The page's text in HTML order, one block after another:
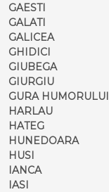
GAESTI
GALATI
GALICEA
GHIDICI
GIUBEGA
GIURGIU
GURA HUMORULUI
HARLAU
HATEG
HUNEDOARA
HUSI
IANCA
IASI